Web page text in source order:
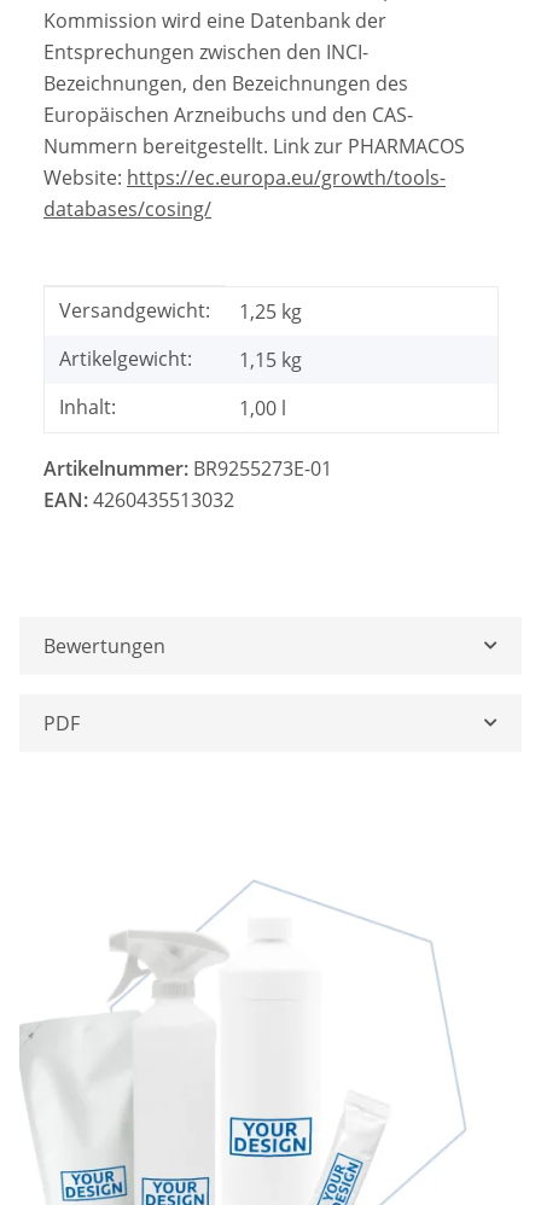
Kommission wird eine Datenbank der
Entsprechungen zwischen den INCI-
Bezeichnungen, den Bezeichnungen des
Europäischen Arzneibuchs und den CAS-
Nummern bereitgestellt. Link zur PHARMACOS
Website: https://ec.europa.eu/growth/tools-
databases/cosing/
Produkteigenschaft
Wert
Versandgewicht:
1,25 kg
Artikelgewicht:
1,15 kg
Inhalt:
1,00 l
Artikelnummer: BR9255273E-01
EAN:4260435513032
Bewertungen
PDF